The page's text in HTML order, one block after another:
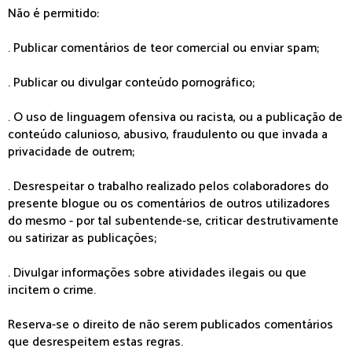
Não é permitido:
. Publicar comentários de teor comercial ou enviar spam;
. Publicar ou divulgar conteúdo pornográfico;
. O uso de linguagem ofensiva ou racista, ou a publicação de
conteúdo calunioso, abusivo, fraudulento ou que invada a
privacidade de outrem;
. Desrespeitar o trabalho realizado pelos colaboradores do
presente blogue ou os comentários de outros utilizadores
do mesmo - por tal subentende-se, criticar destrutivamente
ou satirizar as publicações;
. Divulgar informações sobre atividades ilegais ou que
incitem o crime.
Reserva-se o direito de não serem publicados comentários
que desrespeitem estas regras.